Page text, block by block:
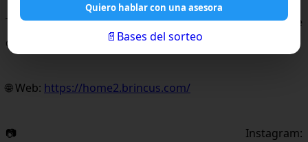
Te invitamos a conocer Brincus, el mejor colegio online
de Chile, en nuestra web o redes sociales oficiales:
🌐 Web: https://home2.brincus.com/
📷 Instagram:
Quiero hablar con una asesora
📄Bases del sorteo